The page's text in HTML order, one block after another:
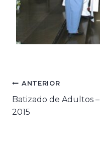
Navegação
de
ANTERIOR
Batizado de Adultos –
2015